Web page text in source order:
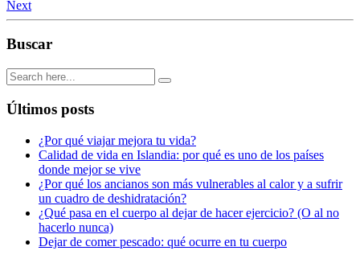
Next
Buscar
Últimos posts
¿Por qué viajar mejora tu vida?
Calidad de vida en Islandia: por qué es uno de los países
donde mejor se vive
¿Por qué los ancianos son más vulnerables al calor y a sufrir
un cuadro de deshidratación?
¿Qué pasa en el cuerpo al dejar de hacer ejercicio? (O al no
hacerlo nunca)
Dejar de comer pescado: qué ocurre en tu cuerpo